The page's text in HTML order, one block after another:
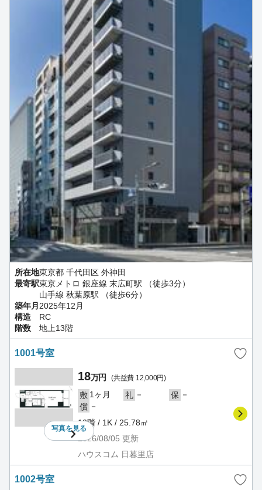
所在地東京都 千代田区 外神田
最寄駅東京メトロ 銀座線 末広町駅 （徒歩3分）
山手線 秋葉原駅 （徒歩6分）
築年月 2025年12月
構造
RC
階数
地上13階
1001号室
写真を見る
18万円 (共益費 12,000円)
敷 1ヶ月 礼 － 保 －
償 －
10階 / 1K / 25.78㎡
2026/08/05 更新
ハウスコム 日暮里店
1002号室